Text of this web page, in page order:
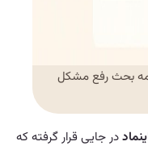
مشکل
قرار گرفته که